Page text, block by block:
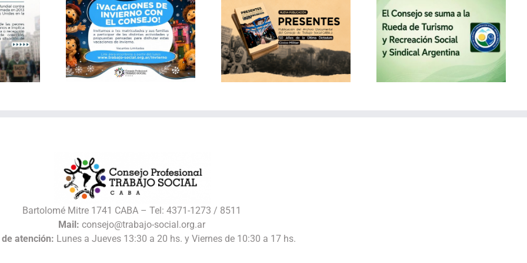
invierno
Publicación: Archivo
documental del Consejo
de Trabajo Social CABA
El Consejo se suma a la
Rueda de Turismo y
Recreación Social y
Sindical Argentina
Bartolomé Mitre 1741 CABA – Tel: 4371-1273 / 8511
Mail: consejo@trabajo-social.org.ar
atención: Lunes a Jueves 13:30 a 20 hs. y Viernes de 10:30 a 17 hs.